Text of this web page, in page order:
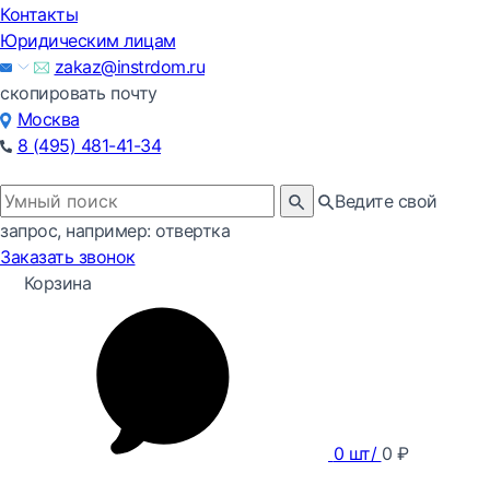
Контакты
Юридическим лицам
zakaz@instrdom.ru
скопировать почту
Москва
8 (495) 481-41-34
Ведите свой
запрос, например: отвертка
Заказать звонок
Корзина
0 шт/ 0 ₽